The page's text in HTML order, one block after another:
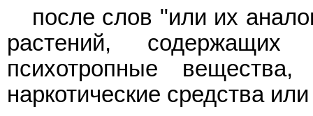
после слов "или их
растений, содержащих
психотропные
наркотические средства